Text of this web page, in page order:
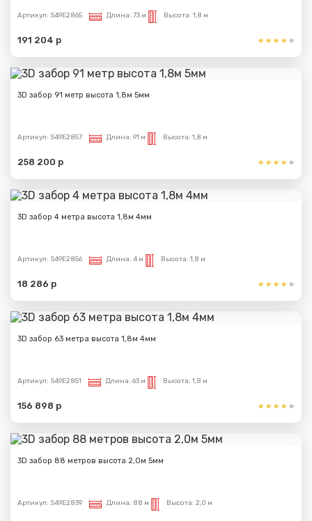
Артикул: S49E2865 Длина: 73 м Высота: 1,8 м
191 204 р
3D забор 91 метр высота 1,8м 5мм
Артикул: S49E2857 Длина: 91 м Высота: 1,8 м
258 200 р
3D забор 4 метра высота 1,8м 4мм
Артикул: S49E2856 Длина: 4 м Высота: 1,8 м
18 286 р
3D забор 63 метра высота 1,8м 4мм
Артикул: S49E2851 Длина: 63 м Высота: 1,8 м
156 898 р
3D забор 88 метров высота 2,0м 5мм
Артикул: S49E2839 Длина: 88 м Высота: 2,0 м